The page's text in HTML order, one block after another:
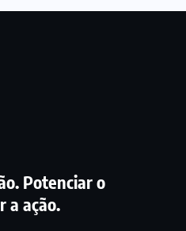
Potenciar o
a ação.